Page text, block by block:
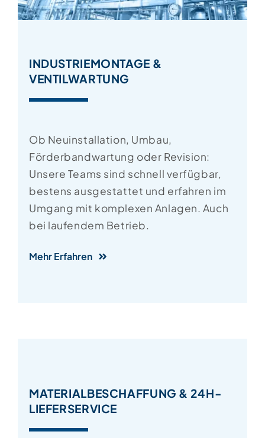
INDUSTRIEMONTAGE &
VENTILWARTUNG
Ob Neuinstallation, Umbau,
Förderbandwartung oder Revision:
Unsere Teams sind schnell verfügbar,
bestens ausgestattet und erfahren im
Umgang mit komplexen Anlagen. Auch
bei laufendem Betrieb.
Mehr Erfahren
MATERIALBESCHAFFUNG & 24H-
LIEFERSERVICE